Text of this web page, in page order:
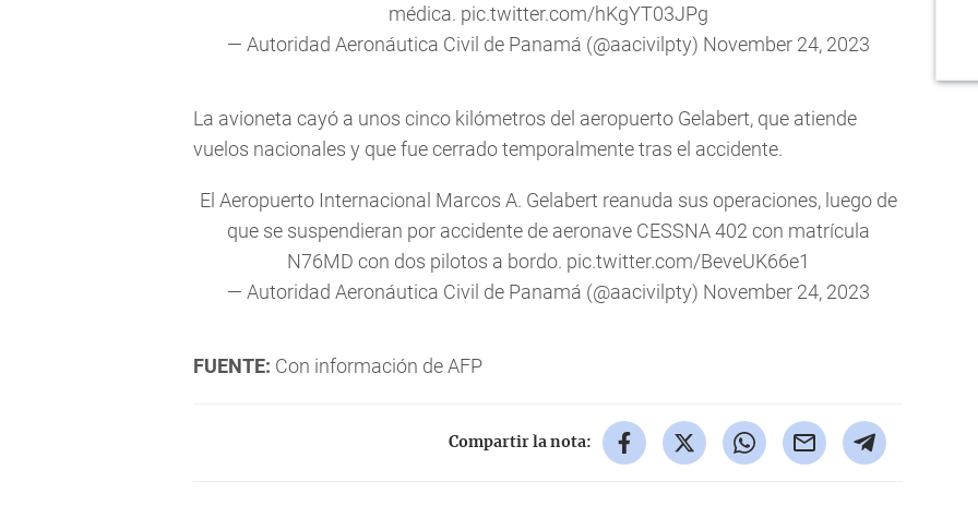
médica. pic.twitter.com/hKgYT03JPg
— Autoridad Aeronáutica Civil de Panamá (@aacivilpty) November 24, 2023
La avioneta cayó a unos cinco kilómetros del aeropuerto Gelabert, que atiende
vuelos nacionales y que fue cerrado temporalmente tras el accidente.
El Aeropuerto Internacional Marcos A. Gelabert reanuda sus operaciones, luego de
que se suspendieran por accidente de aeronave CESSNA 402 con matrícula
N76MD con dos pilotos a bordo. pic.twitter.com/BeveUK66e1
— Autoridad Aeronáutica Civil de Panamá (@aacivilpty) November 24, 2023
FUENTE: Con información de AFP
Compartir la nota: